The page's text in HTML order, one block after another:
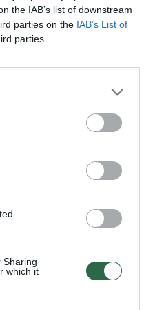
the IAB’s list of downstream
parties on the IAB’s List of
parties.
Sharing
which it
AE
paaiškino,